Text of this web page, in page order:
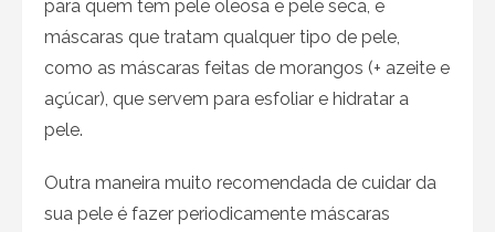
para quem tem pele oleosa e pele seca, e
máscaras que tratam qualquer tipo de pele,
como as máscaras feitas de morangos (+ azeite e
açúcar), que servem para esfoliar e hidratar a
pele.
Outra maneira muito recomendada de cuidar da
sua pele é fazer periodicamente máscaras